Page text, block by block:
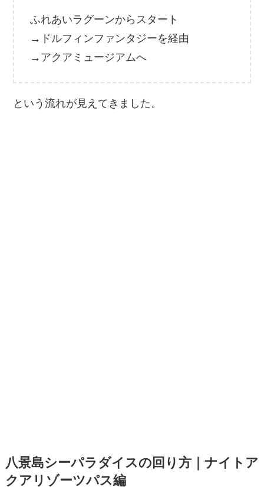
ふれあいラグーンからスタート
→ドルフィンファンタジーを経由
→アクアミュージアムへ
という流れが見えてきました。
八景島シーパラダイスの回り方｜ナイトア
クアリゾーツパス編